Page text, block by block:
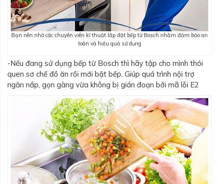
Bạn nên nhờ các chuyên viên kĩ thuật lắp đặt bếp từ Bosch nhằm đảm bảo an
toàn và hiệu quả sử dụng
-Nếu đang sử dụng bếp từ Bosch thì hãy tập cho mình thói
quen sơ chế đồ ăn rồi mới bật bếp. Giúp quá trình nội trợ
ngăn nắp, gọn gàng vừa không bị gián đoạn bởi mã lỗi E2